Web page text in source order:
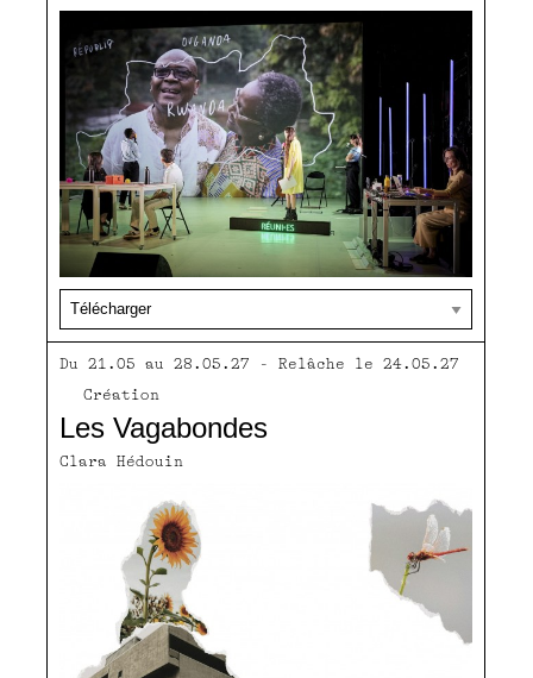
Du 21.05 au 28.05.27 - Relâche le 24.05.27
Création
Les Vagabondes
Clara Hédouin